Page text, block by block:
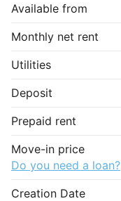
Available from
Monthly net rent
Utilities
Deposit
Prepaid rent
Move-in price
Do you need a loan?
Creation Date